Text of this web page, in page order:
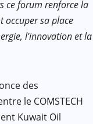
ce forum renforce la
occuper sa place
l’innovation et la
des
le COMSTECH
Kuwait Oil